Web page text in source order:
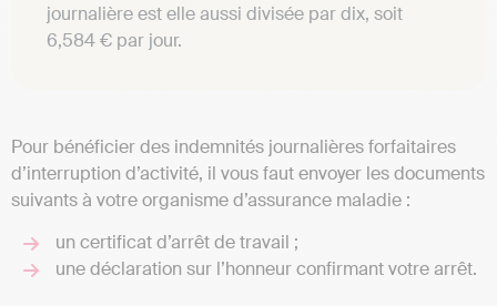
journalière est elle aussi divisée par dix, soit
6,584 € par jour.
Pour bénéficier des indemnités journalières forfaitaires
d’interruption d’activité, il vous faut envoyer les documents
suivants à votre organisme d’assurance maladie :
un certificat d’arrêt de travail ;
une déclaration sur l’honneur confirmant votre arrêt.